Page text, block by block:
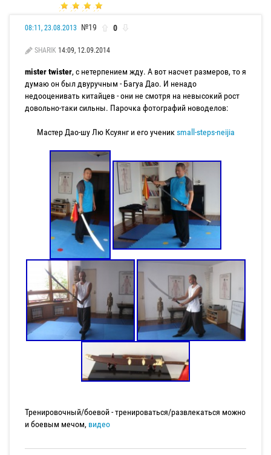
08:11, 23.08.2013 №19 0
SHARIK 14:09, 12.09.2014
mister twister, с нетерпением жду. А вот насчет размеров, то я
думаю он был двуручным - Багуа Дао. И ненадо
недооценивать китайцев - они не смотря на невысокий рост
довольно-таки сильны. Парочка фотографий новоделов:
Мастер Дао-шу Лю Ксуянг и его ученикsmall-steps-neijia
Тренировочный/боевой - тренироваться/развлекаться можно
и боевым мечом, видео